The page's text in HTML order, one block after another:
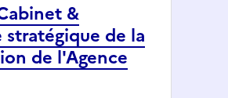
&
stratégique de la
de l'Agence